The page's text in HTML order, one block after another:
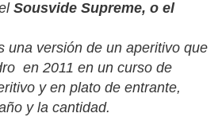
Sousvide Supreme, o el
una versión de un aperitivo que
en 2011 en un curso de
y en plato de entrante,
y la cantidad.